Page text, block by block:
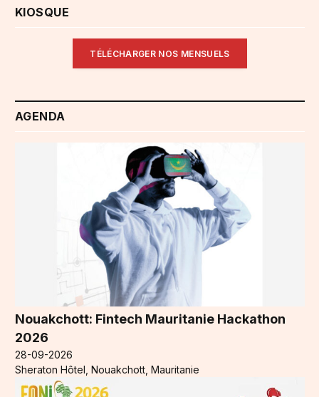
KIOSQUE
TÉLÉCHARGER NOS MENSUELS
AGENDA
Nouakchott: Fintech Mauritanie Hackathon
2026
28-09-2026
Sheraton Hôtel, Nouakchott, Mauritanie